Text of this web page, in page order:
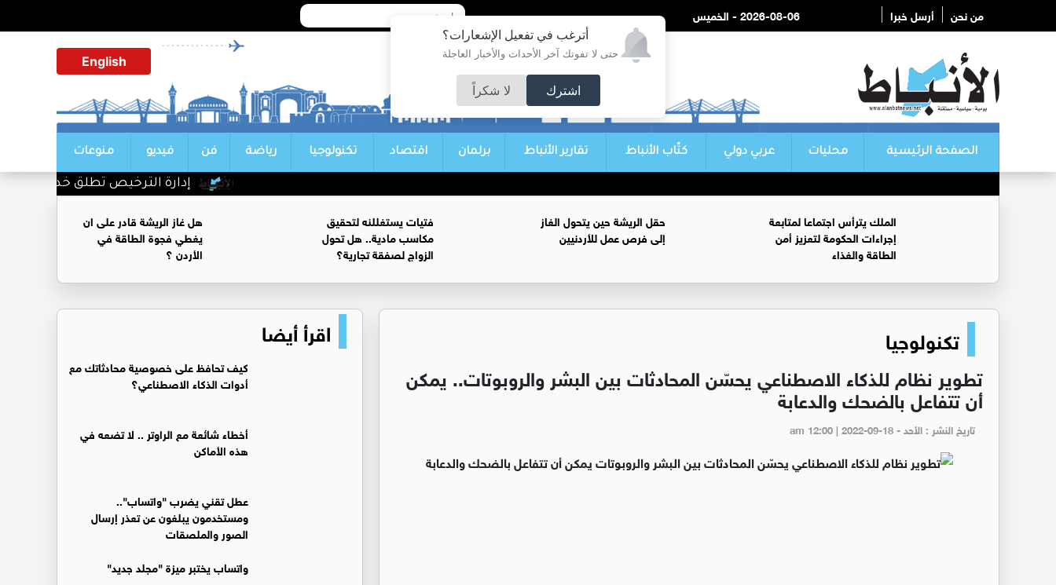
أترغب في تفعيل الإشعارات؟
حتى لا تفوتك آخر الأحداث والأخبار العاجلة
اشترك لا شكراً
من نحن أرسل خبرا 2026-08-06 - الخميس
English
الصفحة الرئيسية محليات عربي دولي كتّاب الأنباط تقارير الأنباط برلمان اقتصاد تكنولوجيا رياضة فن فيديو منوعات
إدارة الترخيص تطلق خدمة حجز مواعيد
الملك يترأس اجتماعا لمتابعة
إجراءات الحكومة لتعزيز أمن
الطاقة والغذاء
حقل الريشة حين يتحول الغاز
إلى فرص عمل للأردنيين
فتيات يستغللنه لتحقيق
مكاسب مادية.. هل تحول
الزواج لصفقة تجارية؟
هل غاز الريشة قادر على ان
يغطي فجوة الطاقة في
الأردن ؟
تكنولوجيا
تطوير نظام للذكاء الاصطناعي يحسّن المحادثات بين البشر والروبوتات.. يمكن
أن تتفاعل بالضحك والدعابة
تاريخ النشر : الأحد - am 12:00 | 2022-09-18
اقرأ أيضا
كيف تحافظ على خصوصية محادثاتك مع
أدوات الذكاء الاصطناعي؟
أخطاء شائعة مع الراوتر .. لا تضعه في
هذه الأماكن
عطل تقني يضرب "واتساب"..
ومستخدمون يبلغون عن تعذر إرسال
الصور والملصقات
واتساب يختبر ميزة "مجلد جديد"